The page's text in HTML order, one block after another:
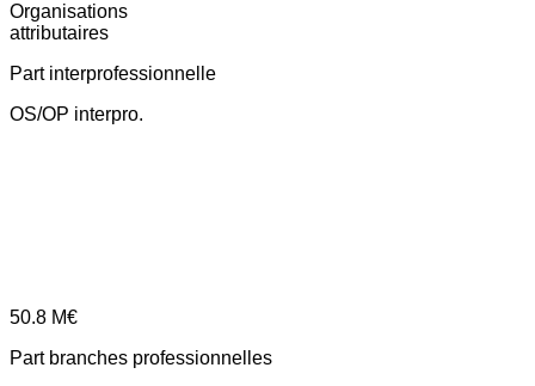
Organisations
attributaires
Part interprofessionnelle
OS/OP interpro.
50.8 M€
Part branches professionnelles